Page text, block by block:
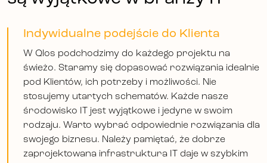
Indywidualne podejście do Klienta
W Qlos podchodzimy do każdego projektu na
świeżo. Staramy się dopasować rozwiązania idealnie
pod Klientów, ich potrzeby i możliwości. Nie
stosujemy utartych schematów. Każde nasze
środowisko IT jest wyjątkowe i jedyne w swoim
rodzaju. Warto wybrać odpowiednie rozwiązania dla
swojego biznesu. Należy pamiętać, że dobrze
zaprojektowana infrastruktura IT daje w szybkim